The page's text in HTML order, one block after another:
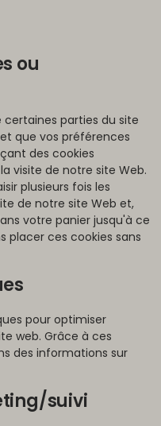
ou
parties du site
que vos préférences
des cookies
visite de notre site Web.
plusieurs fois les
de notre site Web et,
votre panier jusqu'à ce
placer ces cookies sans
pour optimiser
web. Grâce à ces
des informations sur
suivi